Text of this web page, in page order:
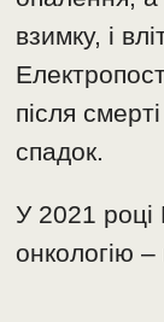
взимку, і
після
спадок.
У 2021 році
онкологію